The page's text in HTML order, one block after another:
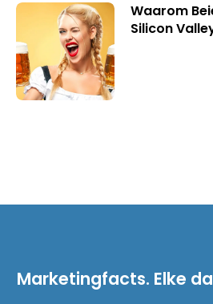
Waarom
Silicon
Marketingfacts. Elke